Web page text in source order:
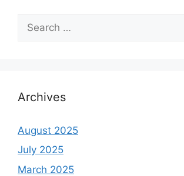
for:
Archives
August 2025
July 2025
March 2025